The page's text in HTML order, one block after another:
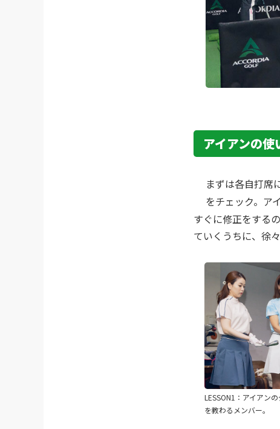
アイアンの
まずは各自打席
をチェック。ア
すぐに修正をする
ていくうちに、徐
LESSON1：アイアン
を​教わるメンバー。